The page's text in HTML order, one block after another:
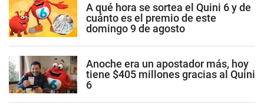
A qué hora se sortea el Quini 6 y de
cuánto es el premio de este
domingo 9 de agosto
Anoche era un apostador más, hoy
tiene $405 millones gracias al Quini
6